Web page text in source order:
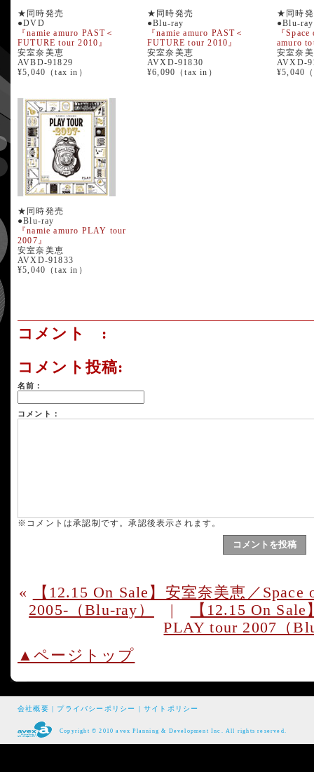
★同時発売
●DVD
『namie amuro PAST＜
FUTURE tour 2010』
安室奈美恵
AVBD-91829
¥5,040（tax in）
★同時発売
●Blu-ray
『namie amuro PAST＜
FUTURE tour 2010』
安室奈美恵
AVXD-91830
¥6,090（tax in）
★同時
●Blu-ray
『
amuro
安室奈
AVXD-
¥5,040
★同時発売
●Blu-ray
『namie amuro PLAY tour
2007』
安室奈美恵
AVXD-91833
¥5,040（tax in）
コメント :
コメント投稿:
名前：
コメント：
※コメントは承認制です。承認後表示されます。
«
【12.15 On Sale】安室奈美恵／
2005-（Blu-ray）
|
【12.15 On
PLAY tour 2007（
▲ページトップ
会社概要 | プライバシーポリシー |サイトポリシー
Copyright © 2010 avex Planning & Development Inc. All rights reserved.